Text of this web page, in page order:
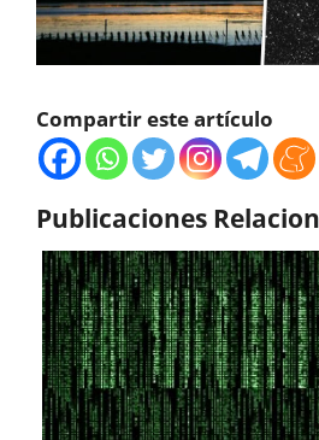
Compartir este artículo
Publicaciones